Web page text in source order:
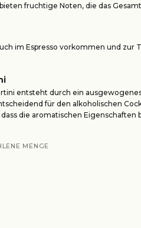
fruchtige Noten, die das
im Espresso vorkommen und zur
entsteht durch ein
für den alkoholischen
die aromatischen Eigenschaften
MENGE